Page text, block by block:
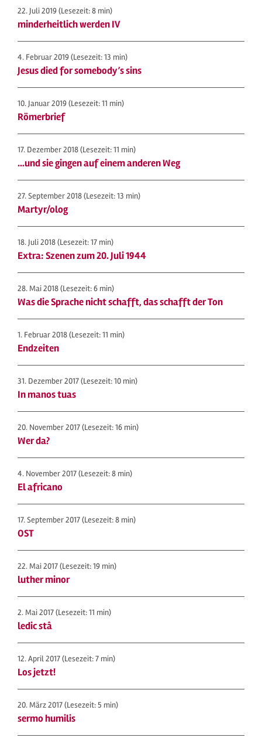
22. Juli 2019(Lesezeit: 8 min)
minderheitlich werden IV
4. Februar 2019(Lesezeit: 13 min)
Jesus died for somebody’s sins
10. Januar 2019(Lesezeit: 11 min)
Römerbrief
17. Dezember 2018(Lesezeit: 11 min)
…und sie gingen auf einem anderen Weg
27. September 2018(Lesezeit: 13 min)
Martyr/olog
18. Juli 2018(Lesezeit: 17 min)
Extra: Szenen zum 20. Juli 1944
28. Mai 2018(Lesezeit: 6 min)
Was die Sprache nicht schafft, das schafft der Ton
1. Februar 2018(Lesezeit: 11 min)
Endzeiten
31. Dezember 2017(Lesezeit: 10 min)
In manos tuas
20. November 2017(Lesezeit: 16 min)
Wer da?
4. November 2017(Lesezeit: 8 min)
El africano
17. September 2017(Lesezeit: 8 min)
OST
22. Mai 2017(Lesezeit: 19 min)
luther minor
2. Mai 2017(Lesezeit: 11 min)
ledic stâ
12. April 2017(Lesezeit: 7 min)
Los jetzt!
20. März 2017(Lesezeit: 5 min)
sermo humilis